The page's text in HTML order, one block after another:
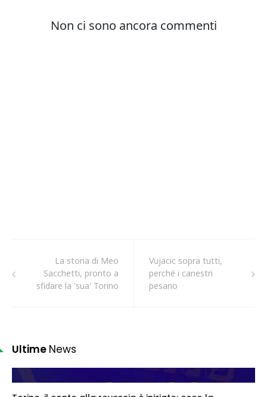
La storia di Meo
Sacchetti, pronto a
sfidare la 'sua' Torino
Vujacic sopra tutti,
perché i canestri
pesano
Ultime News